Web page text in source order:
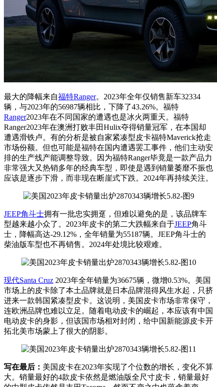
最大的降幅来自福特Ranger。2023年全年仅销售新车32334
辆，与2023年的56987辆相比，下降了43.26%。福特
Ranger2023年在不同国家的遭遇也是冰火两重天。福特
Ranger2023年在澳洲打败丰田Hulix夺得销量冠军，在本国却
遭遇滑铁卢。有的分析是被自家紧凑型皮卡福特Maverick抢走
市场份额。但也可能是福特在国内遭遇罢工事件，他们主动安
排的生产线产能调整导致。因为福特Ranger毕竟是一款产品力
非常强大又热销多年的经典车型，即使是遇到销量萎靡不振也
应该是逐步下滑，而非现在断崖式下跌。2024年再持续关注。
JEEP角斗士拥有一批忠实拥趸，但难以避免的是，该品牌车
型越来越小众了。2023年皮卡的第二大跌幅来自于JEEP角斗
士，降幅高达-29.12%，全年销量为55187辆。JEEP角斗士的
柴油版车型也不再销售。2024年处境比较艰难。
现代Santa Cruz 2023年全年销量为36675辆，微增0.53%。美国
市场上的皮卡除了本土品牌就是日本品牌混得风生水起，只挤
进来一款韩国紧凑型皮卡。这说明，美国皮卡市场非常保守，
连欧洲品牌也难以立足。随着电动皮卡的崛起，本应该有中国
电动皮卡的身影，但该国市场相对封闭，给中国新能源皮卡开
拓北美市场蒙上了很大的阴影。
写在最后： 美国皮卡在2023年实现了个位数的增长，变化不算
大。销量最好的4款皮卡依然是燃油版全尺寸皮卡，销量最好